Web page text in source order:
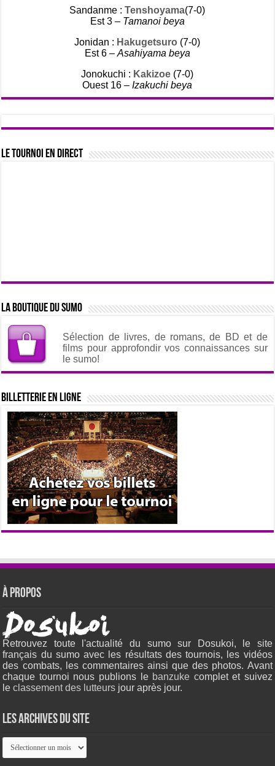
Sandanme :Tenshoyama(7-0)
Est 3 – Tamanoi beya
Jonidan : Hakugetsuro (7-0)
Est 6 – Asahiyama beya
Jonokuchi : Kakizoe (7-0)
Ouest 16 –Izakuchi beya
Le tournoi en direct
La boutique du sumo
Sélection de livres, de romans, de BD et de
films pour approfondir vos connaissances sur
le sumo!
Billetterie en ligne
À propos
Retrouvez toute l'actualité du sumo sur Dosukoi, le site
français du sumo avec les résultats des tournois, les vidéos
des combats, les commentaires ainsi que des photos. Avant
chaque tournoi nous publions le banzuke complet et suivez
leclassement des lutteurs jour après jour.
Les archives du site
Les
archives